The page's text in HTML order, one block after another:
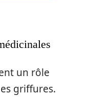
un rôle
griffures.